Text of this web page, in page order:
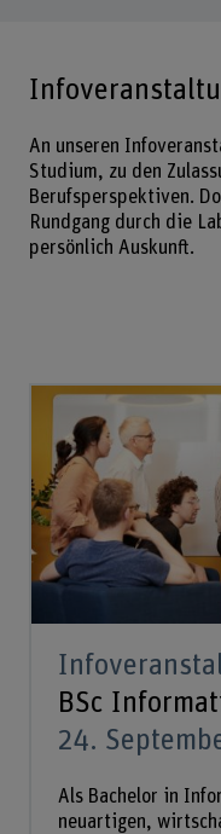
An unseren
Studium, zu den
Berufsperspektiven.
Rundgang durch die
persönlich Auskunft.
BSc
24.
Als Bachelor in
neuartigen,